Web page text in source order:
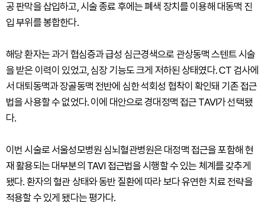
공 판막을 삽입하고, 시술 종료 후에는 폐색 장치를 이용해 대동맥 진
입 부위를 봉합한다.
해당 환자는 과거 협심증과 급성 심근경색으로 관상동맥 스텐트 시술
을 받은 이력이 있었고, 심장 기능도 크게 저하된 상태였다. CT 검사에
서 대퇴동맥과 장골동맥 전반에 심한 석회성 협착이 확인돼 기존 접근
법을 사용할 수 없었다. 이에 대안으로 경대정맥 접근 TAVI가 선택됐
다.
이번 시술로 서울성모병원 심뇌혈관병원은 대정맥 접근을 포함해 현
재 활용되는 대부분의 TAVI 접근법을 시행할 수 있는 체계를 갖추게
됐다. 환자의 혈관 상태와 동반 질환에 따라 보다 유연한 치료 전략을
적용할 수 있게 됐다는 평가다.